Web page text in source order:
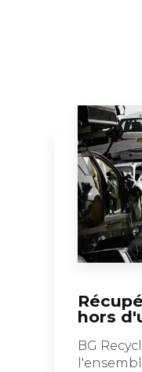
hors
BG